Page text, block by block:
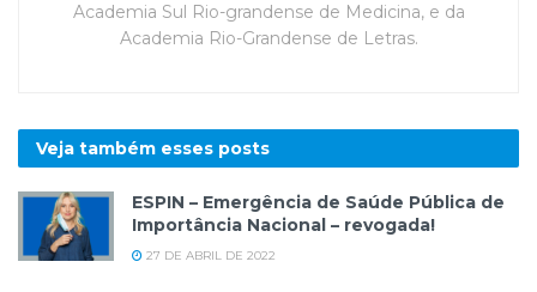
Academia Sul Rio-grandense de Medicina, e da
Academia Rio-Grandense de Letras.
Veja também esses posts
ESPIN – Emergência de Saúde Pública de
Importância Nacional – revogada!
27 DE ABRIL DE 2022